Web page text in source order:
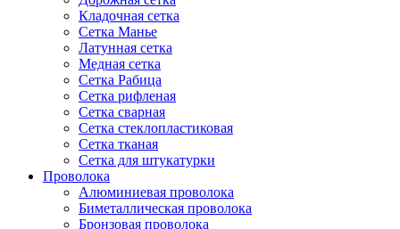
Кладочная сетка
Сетка Манье
Латунная сетка
Медная сетка
Сетка Рабица
Сетка рифленая
Сетка сварная
Сетка стеклопластиковая
Сетка тканая
Сетка для штукатурки
Проволока
Алюминиевая проволока
Биметаллическая проволока
Бронзовая проволока